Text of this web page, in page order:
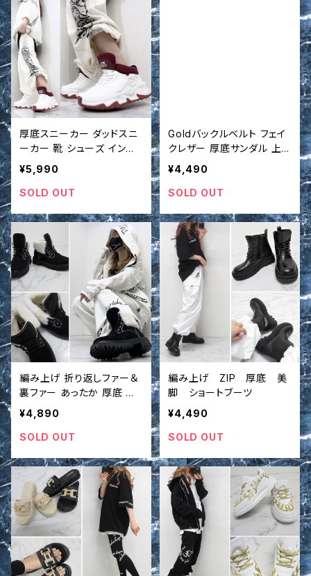
厚底スニーカー ダッドスニ
ーカー 靴 シューズ インポ
ート
¥5,990
SOLD OUT
Goldバックルベルト フェイ
クレザー 厚底サンダル 上
品 シューズ インポート
¥4,490
SOLD OUT
編み上げ 折り返しファー＆
裏ファー あったか 厚底 美
脚 ショートブーツ
¥4,890
SOLD OUT
編み上げ ZIP 厚底 美
脚 ショートブーツ
¥4,490
SOLD OUT